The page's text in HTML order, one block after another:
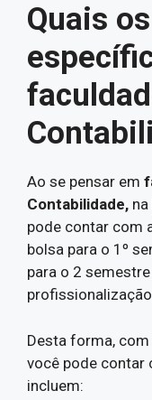
Quais
Ao se pensar em
Contabilidade,
pode contar com
bolsa para o 1º
para o 2
Desta forma, com
você pode contar
incluem: